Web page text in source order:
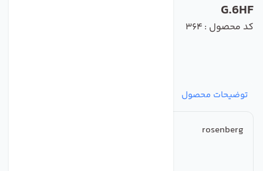
G.6HF
کد محصول : 364
توضیحات محصول
rosenberg